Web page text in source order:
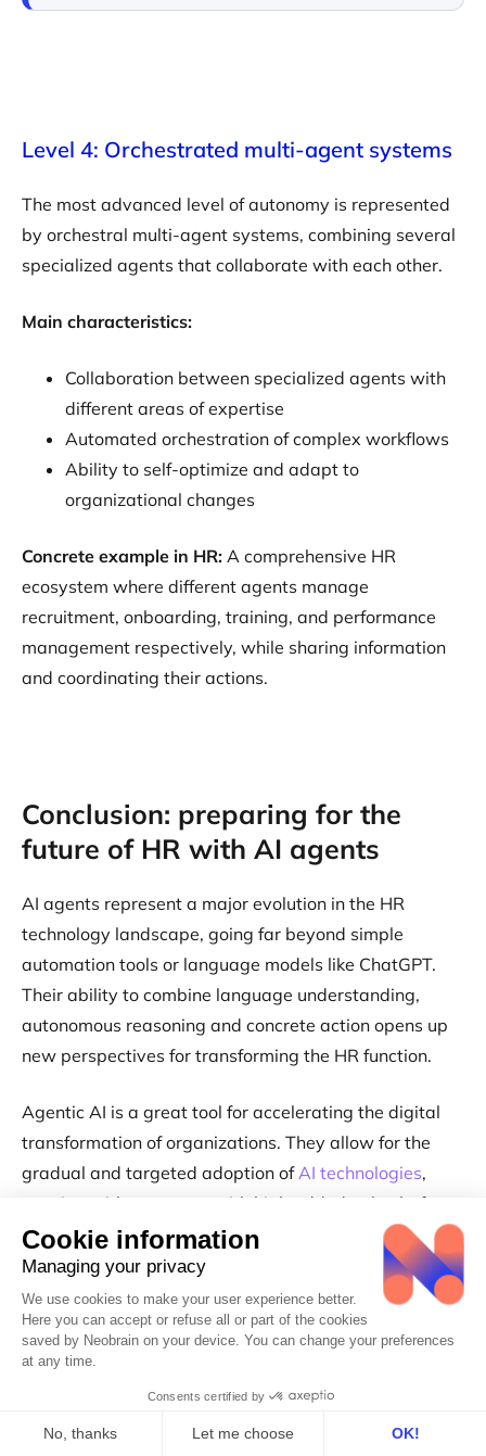
Level 4: Orchestrated multi-agent systems
The most advanced level of autonomy is represented
by orchestral multi-agent systems, combining several
specialized agents that collaborate with each other.
Main characteristics:
Collaboration between specialized agents with
different areas of expertise
Automated orchestration of complex workflows
Ability to self-optimize and adapt to
organizational changes
Concrete example in HR: A comprehensive HR
ecosystem where different agents manage
recruitment, onboarding, training, and performance
management respectively, while sharing information
and coordinating their actions.
Conclusion: preparing for the
future of HR with AI agents
AI agents represent a major evolution in the HR
technology landscape, going far beyond simple
automation tools or language models like ChatGPT.
Their ability to combine language understanding,
autonomous reasoning and concrete action opens up
new perspectives for transforming the HR function.
Agentic AI is a great tool for accelerating the digital
transformation of organizations. They allow for the
gradual and targeted adoption of AI technologies,
starting with use cases with high added value before
gradually extending their autonomy and scope of
action.
The move towards higher levels of autonomy should
ideally follow a gradual approach, allowing the
technological autonomy andstrategic human